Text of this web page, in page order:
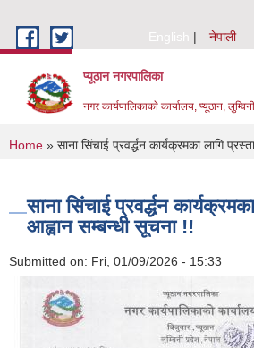
English
नेपाली
प्यूठान नगरपालिका
नगर कार्यपालिकाकाे कार्यालय, प्यूठान,
You are here
Home » साना सिंचाई प्रवर्द्धन कार्यक्रमका लागि
साना सिंचाई प्रवर्द्धन
आह्वान सम्बन्धी सूचना !!
Submitted on: Fri, 01/09/2026 - 15:33